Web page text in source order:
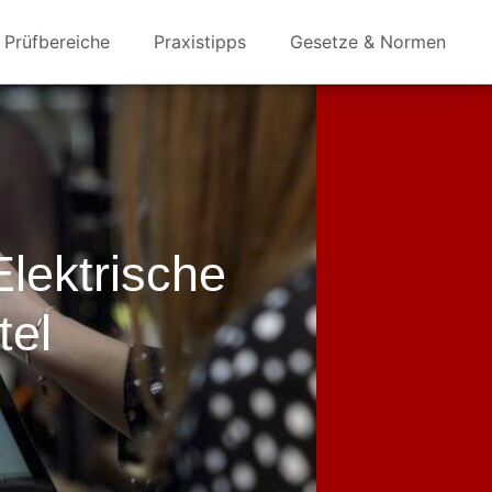
Prüfbereiche Praxistipps Gesetze & Normen